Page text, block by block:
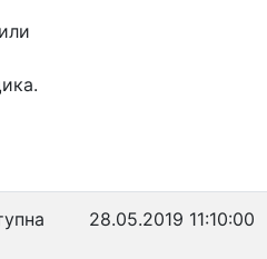
или
28.05.2019 11:10:00